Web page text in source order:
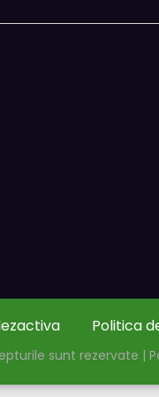
Politica
sunt rezervate |